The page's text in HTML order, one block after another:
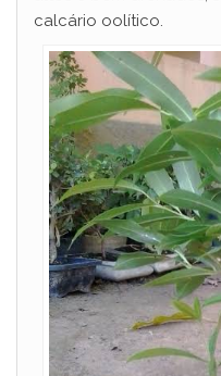
calcário oolítico.